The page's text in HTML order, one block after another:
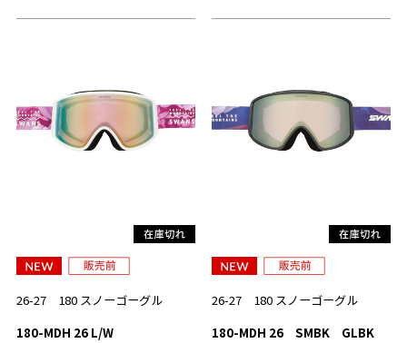
26-27 180 スノーゴーグル
180-MDH 26 L/W
26-27 180 スノーゴーグル
180-MDH 26 SMBK GLBK